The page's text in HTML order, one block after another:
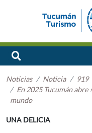
Noticias Noticia
919
En 2025 Tucumán
mundo
UNA DELICIA